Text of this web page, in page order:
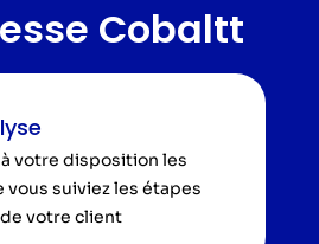
Cobaltt
votre disposition les
suiviez les étapes
votre client